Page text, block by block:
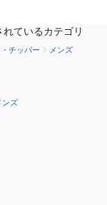
ているカテゴリ
チッパー メンズ
ンズ